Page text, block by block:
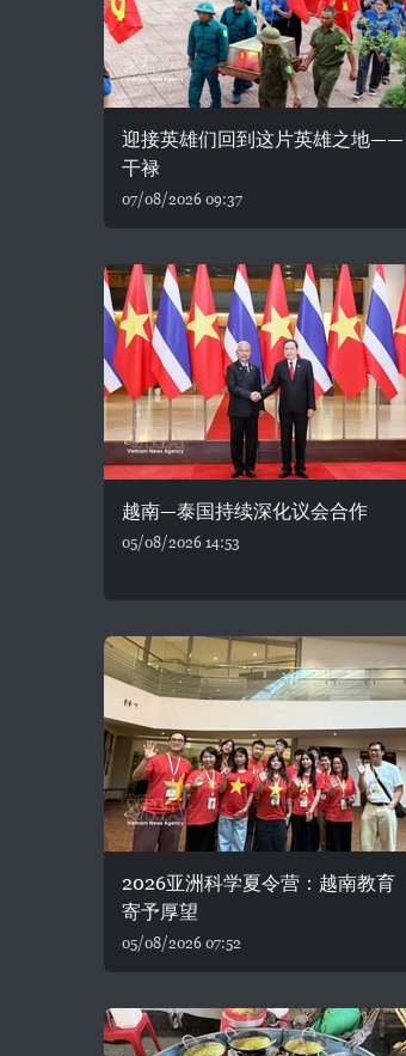
迎接英雄们回到这片英雄之地——
干禄
07/08/2026 09:37
越南—泰国持续深化议会合作
05/08/2026 14:53
2026亚洲科学夏令营：越南教育
寄予厚望
05/08/2026 07:52